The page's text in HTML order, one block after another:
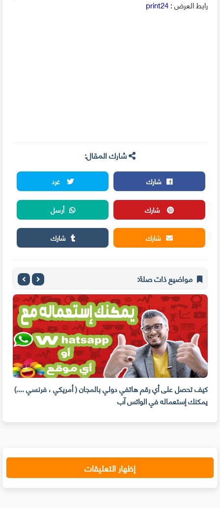
رابط العرض :print24
شارك المقال:
شارك
غرد
شارك
أرسل
شارك
شارك
مواضيع ذات صلة:
كيف تحصل على أي رقم هاتفي دولي بالمجان ( أمريكي ، فرنسي ....)
يمكنك إستعماله في الواتس آب
إظهار التعليقات